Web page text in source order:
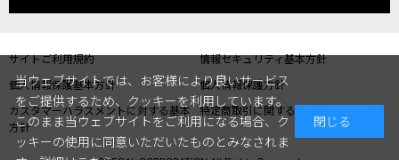
サイトご利用規約
情報セキュリティ基本方針
個人情報保護基本方針
個人情報保護方針
カスタマーハラスメントに対する基本
方針
特定商取引に関する表記
当ウェブサイトでは、お客様により良いサービス
をご提供するため、クッキーを利用しています。
このまま当ウェブサイトをご利用になる場合、ク
ッキーの使用に同意いただいたものとみなされま
閉じる